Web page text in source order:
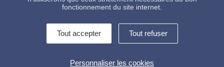
Conditions Générales de Vente
fonctionnement du site internet.
Tout accepter Tout refuser
Personnaliser les cookies